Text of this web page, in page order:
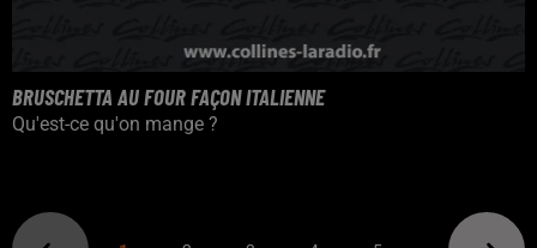
BRUSCHETTA AU FOUR FAÇON ITALIENNE
Qu'est-ce qu'on mange ?